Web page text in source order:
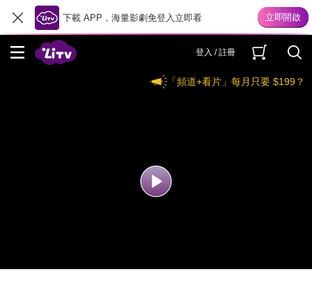
下載 APP，海量影劇免登入立即看
登入 / 註冊
「頻道+看片」每月只要 $199？